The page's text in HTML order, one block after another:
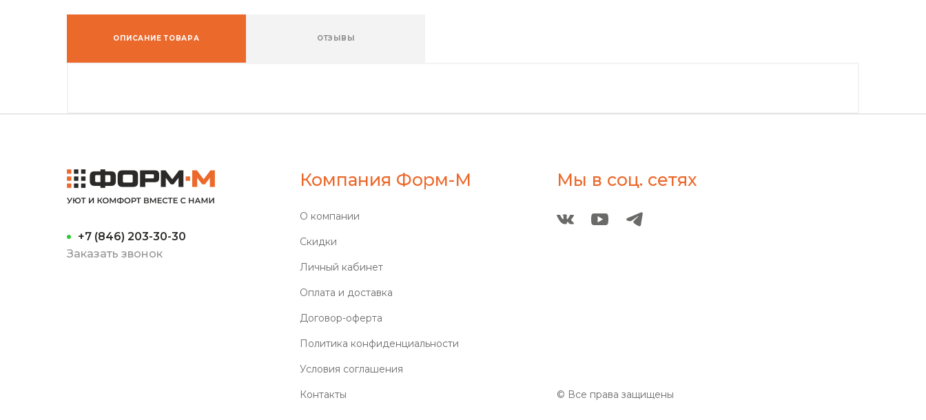
ОПИСАНИЕ ТОВАРА ОТЗЫВЫ
+7 (846) 203-30-30
Заказать звонок
Компания Форм-М
О компании
Скидки
Личный кабинет
Оплата и доставка
Договор-оферта
Политика конфиденциальности
Условия соглашения
Контакты
Мы в соц. сетях
© Все права защищены